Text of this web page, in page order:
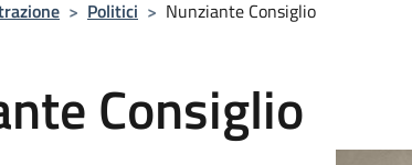
> Politici > Nunziante Consiglio
Consiglio